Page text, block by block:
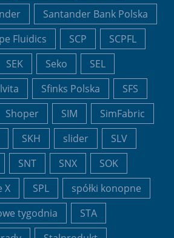
Santander Bank Polska
Fluidics SCP
SCPFL
SEK Seko
SEL
Sfinks Polska
SFS
Shoper SIM
SimFabric
SKH slider
SLV
SNT SNX
SOK
X SPL
spółki konopne
tygodnia
STA